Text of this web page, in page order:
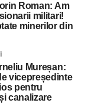
Roman: Am
militari!
minerilor din
Mureșan:
vicepreședinte
pentru
canalizare